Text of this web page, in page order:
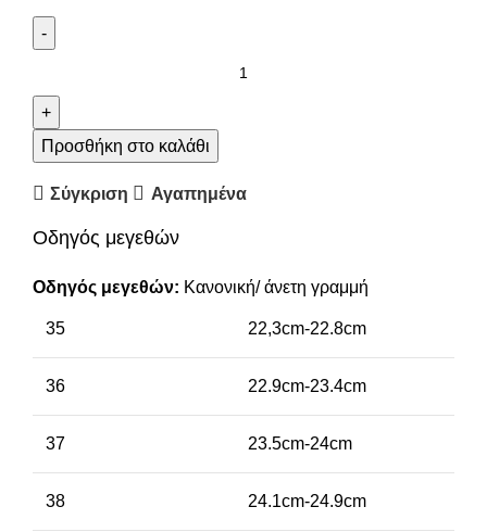
Προσθήκη στο καλάθι
Σύγκριση Αγαπημένα
Οδηγός μεγεθών
Οδηγός μεγεθών: Κανονική/ άνετη γραμμή
35 22,3cm-22.8cm
36 22.9cm-23.4cm
37 23.5cm-24cm
38 24.1cm-24.9cm